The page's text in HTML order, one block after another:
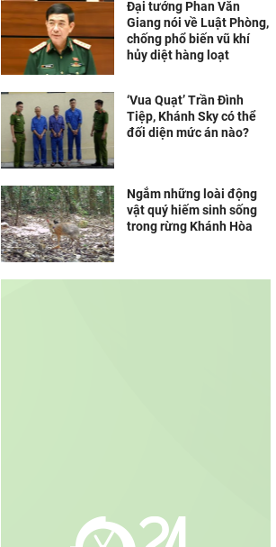
Đại tướng Phan Văn
Giang nói về Luật Phòng,
chống phổ biến vũ khí
hủy diệt hàng loạt
‘Vua Quạt’ Trần Đình
Tiệp, Khánh Sky có thể
đối diện mức án nào?
Ngắm những loài động
vật quý hiếm sinh sống
trong rừng Khánh Hòa